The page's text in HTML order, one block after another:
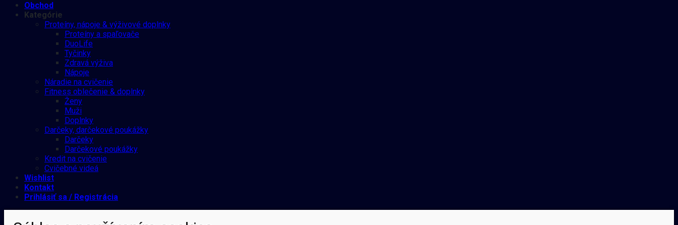
Obchod
Kategórie
Proteíny, nápoje & výživové doplnky
Proteíny a spaľovače
DuoLife
Tyčinky
Zdravá výživa
Nápoje
Náradie na cvičenie
Fitness oblečenie & doplnky
Ženy
Muži
Doplnky
Darčeky, darčekové poukážky
Darčeky
Darčekové poukážky
Kredit na cvičenie
Cvičebné videá
Wishlist
Kontakt
Prihlásiť sa / Registrácia